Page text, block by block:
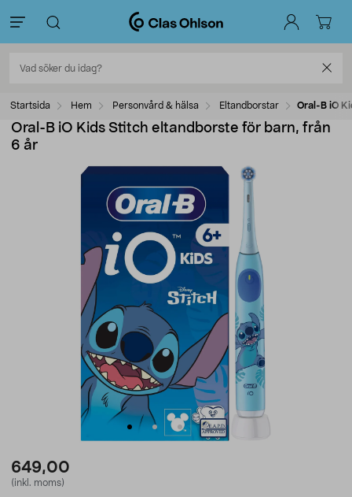
Startsida Hem Personvård & hälsa Eltandborstar Oral-B iO
Oral-B iO Kids Stitch eltandborste för barn, från
6 år
649,00
(inkl. moms)